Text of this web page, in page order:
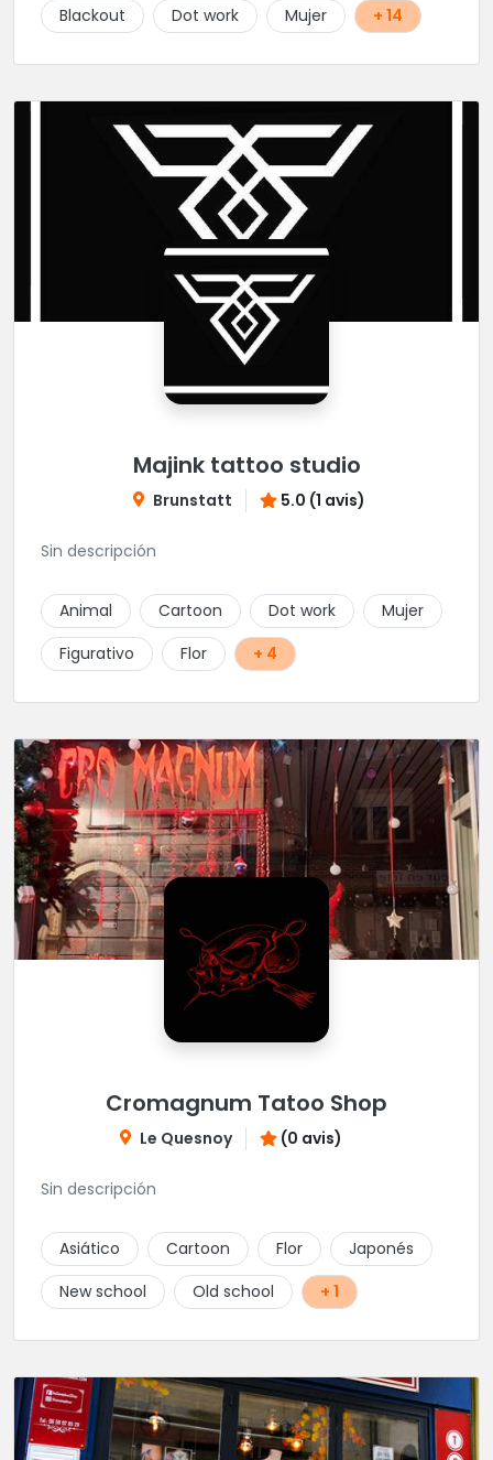
Blackout
Dot work Mujer + 14
Majink tattoo studio
Brunstatt 5.0 (1 avis)
Sin descripción
Animal Cartoon Dot work
Mujer
Figurativo
Flor + 4
Cromagnum Tatoo Shop
Le Quesnoy (0 avis)
Sin descripción
Asiático Cartoon Flor
Japonés
New school
Old school + 1